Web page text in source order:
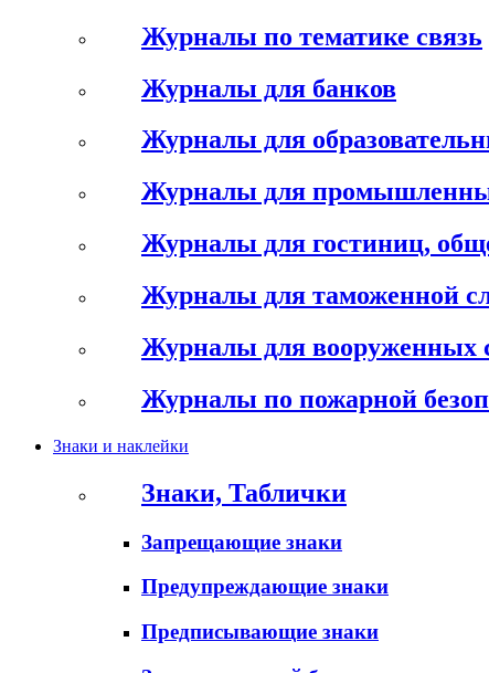
Журналы по тематике связь
Журналы для банков
Журналы для
Журналы для
Журналы для гостиниц,
Журналы для таможенной
Журналы для вооруженных
Журналы по пожарной
Знаки и наклейки
Знаки, Таблички
Запрещающие знаки
Предупреждающие знаки
Предписывающие знаки